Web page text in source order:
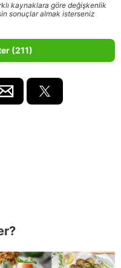
kaynaklara göre değişkenlik
sonuçlar almak isterseniz
(211)